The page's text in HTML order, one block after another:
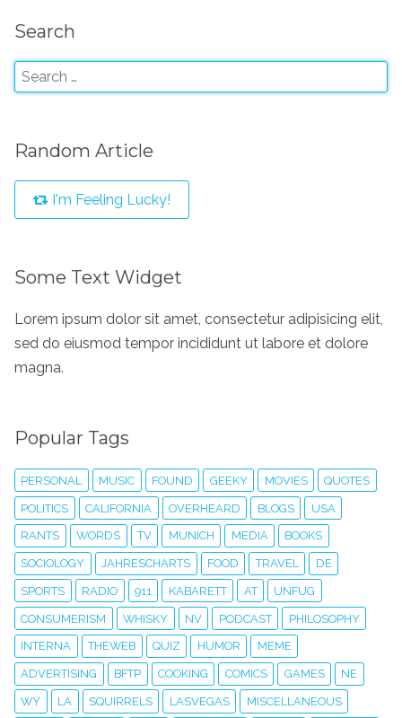
Search
Random Article
I'm Feeling Lucky!
Some Text Widget
Lorem ipsum dolor sit amet, consectetur adipisicing elit,
sed do eiusmod tempor incididunt ut labore et dolore
magna.
Popular Tags
PERSONAL MUSIC FOUND GEEKY MOVIES QUOTES
POLITICS CALIFORNIA OVERHEARD BLOGS USA
RANTS WORDS TV MUNICH MEDIA BOOKS
SOCIOLOGY JAHRESCHARTS FOOD TRAVEL DE
SPORTS RADIO 911 KABARETT AT UNFUG
CONSUMERISM WHISKY NV PODCAST PHILOSOPHY
INTERNA THEWEB QUIZ HUMOR MEME
ADVERTISING BFTP COOKING COMICS GAMES NE
WY LA SQUIRRELS LASVEGAS MISCELLANEOUS